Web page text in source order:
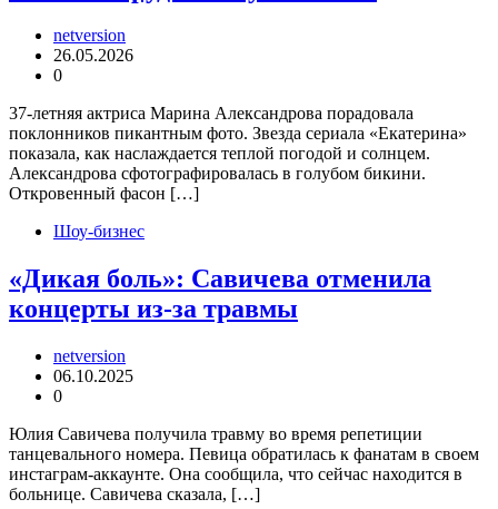
netversion
26.05.2026
0
37-летняя актриса Марина Александрова порадовала
поклонников пикантным фото. Звезда сериала «Екатерина»
показала, как наслаждается теплой погодой и солнцем.
Александрова сфотографировалась в голубом бикини.
Откровенный фасон […]
Шоу-бизнес
«Дикая боль»: Савичева отменила
концерты из-за травмы
netversion
06.10.2025
0
Юлия Савичева получила травму во время репетиции
танцевального номера. Певица обратилась к фанатам в своем
инстаграм-аккаунте. Она сообщила, что сейчас находится в
больнице. Савичева сказала, […]